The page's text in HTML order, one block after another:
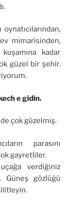
mimarisinden,
kadar
güzel bir şehir.
e gidin.
çok güzelmiş.
parasını
gayretliler.
verdiğiniz
Güneş gözlüğü